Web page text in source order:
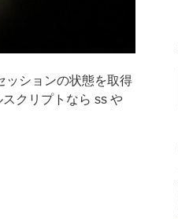
ッションの状態を取得
クリプトなら ss や